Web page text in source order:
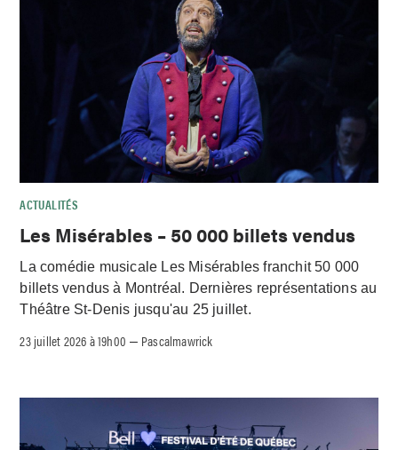
ACTUALITÉS
Les Misérables – 50 000 billets vendus
La comédie musicale Les Misérables franchit 50 000
billets vendus à Montréal. Dernières représentations au
Théâtre St-Denis jusqu'au 25 juillet.
23 juillet 2026 à 19h00 – Pascalmawrick